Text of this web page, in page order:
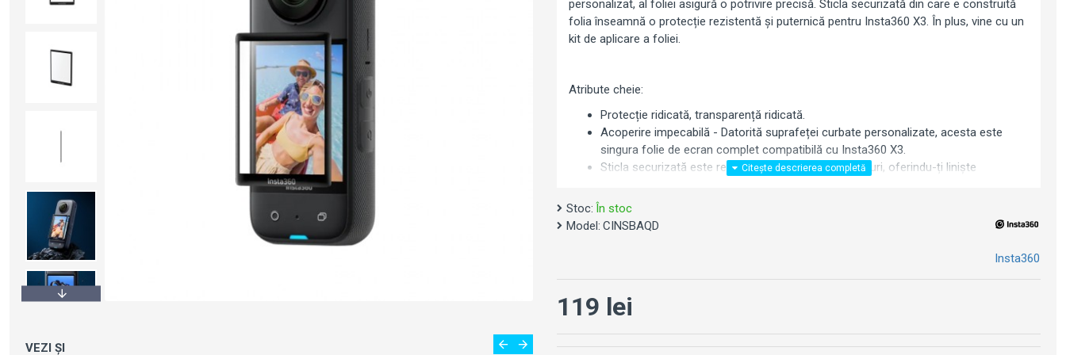
VEZI ȘI
personalizat, al foliei asigură o potrivire precisă. Sticla securizată din care e construită
folia înseamnă o protecție rezistentă și puternică pentru Insta360 X3. În plus, vine cu un
kit de aplicare a foliei.
Atribute cheie:
Protecție ridicată, transparență ridicată.
Acoperire impecabilă - Datorită suprafeței curbate personalizate, acesta este
singura folie de ecran complet compatibilă cu Insta360 X3.
Sticla securizată este rezistentă la impact și zgârieturi, oferindu-ți liniște
Cu o transparență de peste 90%, obții aceeași claritate și luminozitate pe care cu
care te-ai obișnuit de la Insta 360 X3. Nici nu vei observa că folia este acolo.
Curățarea ecranulului: curăța displayul folosind șervețelele de curățare a ecranului
și laveta pentru ecran. Folosește autocolantul pentru îndepărtarea prafului, pentru
a te asigura că displayul este curat.
Stoc: În stoc
Model: CINSBAQD
Insta360
119 lei